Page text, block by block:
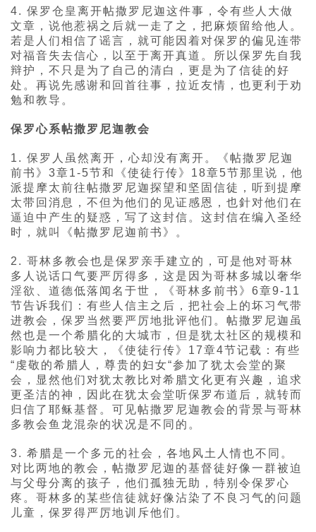
4. 保罗仓皇离开帖撒罗尼迦这件事，令有些人大做
文章，说他惹祸之后就一走了之，把麻烦留给他人。
若是人们相信了谣言，就可能因着对保罗的偏见连带
对福音失去信心，以至于离开真道。所以保罗先自我
辩护，不只是为了自己的清白，更是为了信徒的好
处。再说先感谢和回首往事，拉近友情，也更利于劝
勉和教导。
保罗心系帖撒罗尼迦教会
1. 保罗人虽然离开，心却没有离开。《帖撒罗尼迦
前书》3章1-5节和《使徒行传》18章5节那里说，他
派提摩太前往帖撒罗尼迦探望和坚固信徒，听到提摩
太带回消息，不但为他们的见证感恩，也針对他们在
逼迫中产生的疑惑，写了这封信。这封信在编入圣经
时，就叫《帖撒罗尼迦前书》。
2. 哥林多教会也是保罗亲手建立的，可是他对哥林
多人说话口气要严厉得多，这是因为哥林多城以奢华
淫欲、道德低落闻名于世，《哥林多前书》6章9-11
节告诉我们：有些人信主之后，把社会上的坏习气带
进教会，保罗当然要严厉地批评他们。帖撒罗尼迦虽
然也是一个希腊化的大城市，但是犹太社区的规模和
影响力都比较大，《使徒行传》17章4节记载：有些
“虔敬的希腊人，尊贵的妇女“参加了犹太会堂的聚
会，显然他们对犹太教比对希腊文化更有兴趣，追求
更圣洁的神，因此在犹太会堂听保罗布道后，就转而
归信了耶稣基督。可见帖撒罗尼迦教会的背景与哥林
多教会鱼龙混杂的状况是不同的。
3. 希腊是一个多元的社会，各地风土人情也不同。
对比两地的教会，帖撒罗尼迦的基督徒好像一群被迫
与父母分离的孩子，他们孤独无助，特别令保罗心
疼。哥林多的某些信徒就好像沾染了不良习气的问题
儿童，保罗得严厉地训斥他们。